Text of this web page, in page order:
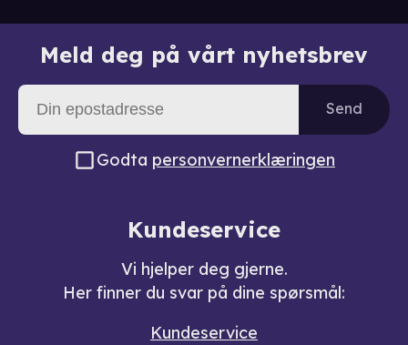
Meld deg på vårt nyhetsbrev
Send
Godta personvernerklæringen
Kundeservice
Vi hjelper deg gjerne.
Her finner du svar på dine spørsmål:
Kundeservice